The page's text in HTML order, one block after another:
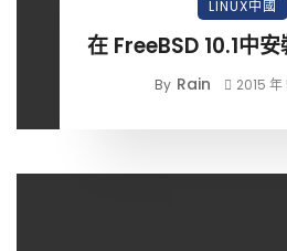
LINUX中國
在 FreeBSD 10.1中
By Rain 2015 年